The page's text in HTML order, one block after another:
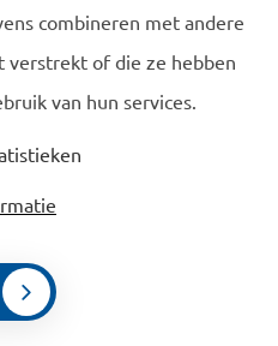
Algemeen
Cookie policy
Privacy policy
combineren met andere
verstrekt of die ze hebben
van hun services.